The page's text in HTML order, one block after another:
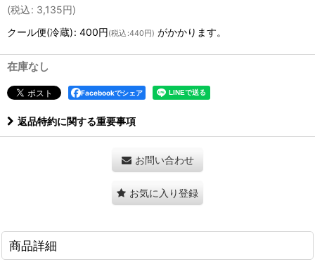
(税込: 3,135円)
クール便(冷蔵): 400円(税込 :440円 ) がかかります。
在庫なし
Facebookでシェア
返品特約に関する重要事項
お問い合わせ
お気に入り登録
商品詳細